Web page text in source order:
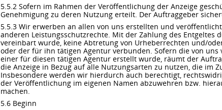
5.5.2 Sofern im Rahmen der Veröffentlichung der Anzeige
Genehmigung zu deren Nutzung erteilt. Der Auftraggeber
5.5.3 Wir erwerben an allen von uns erstellten und
anderen Leistungsschutzrechte. Mit der Zahlung des
vereinbart wurde, keine Abtretung von Urheberrechten und/
oder der für ihn tätigen Agentur verbunden. Sofern die von
einer für diesen tätigen Agentur erstellt wurde, räumt der
die Anzeige in Bezug auf alle Nutzungsarten zu nutzen, die im
Insbesondere werden wir hierdurch auch berechtigt,
der Veröffentlichung im eigenen Namen abzuwehren bzw.
machen.
5.6 Beginn